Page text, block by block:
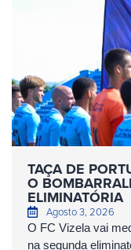
TAÇA DE
O
ELIMINATÓRIA
Agosto 3, 2026
O FC Vizela vai
na segunda